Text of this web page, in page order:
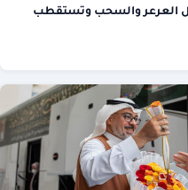
العرعر والسحب وتستقطب